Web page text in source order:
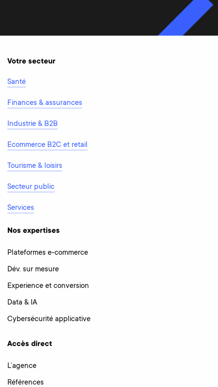
Votre secteur
Santé
Finances & assurances
Industrie & B2B
Ecommerce B2C et retail
Tourisme & loisirs
Secteur public
Services
Nos expertises
Plateformes e-commerce
Dév. sur mesure
Experience et conversion
Data & IA
Cybersécurité applicative
Accès direct
L’agence
Références